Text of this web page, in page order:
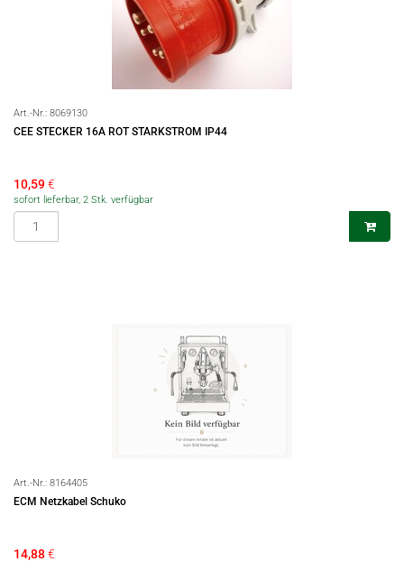
Art.-Nr.: 8069130
CEE STECKER 16A ROT STARKSTROM IP44
10,59€
sofort lieferbar, 2 Stk. verfügbar
Art.-Nr.: 8164405
ECM Netzkabel Schuko
14,88€